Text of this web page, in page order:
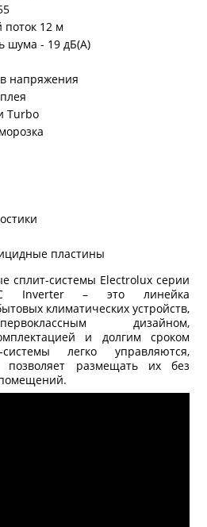
12 м
шума - 19 дБ(А)
напряжения
Turbo
пластины
сплит-системы Electrolux серии
Inverter – это линейка
климатических устройств,
дизайном,
и долгим сроком
системы легко управляются,
позволяет размещать их без